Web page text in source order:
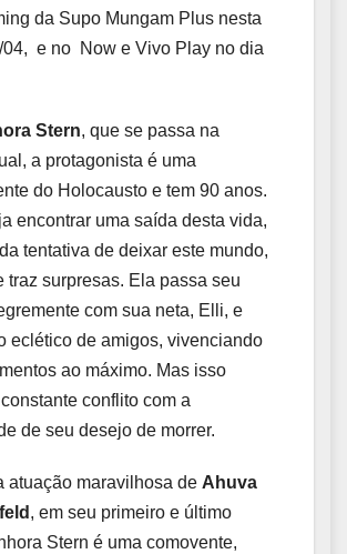
da Supo Mungam Plus nesta
04, e no Now e Vivo Play no dia
Stern, que se passa na
a protagonista é uma
do Holocausto e tem 90 anos.
encontrar uma saída desta vida,
tentativa de deixar este mundo,
traz surpresas. Ela passa seu
com sua neta, Elli, e
eclético de amigos, vivenciando
ao máximo. Mas isso
conflito com a
de seu desejo de morrer.
atuação maravilhosa de Ahuva
, em seu primeiro e último
Stern é uma comovente,